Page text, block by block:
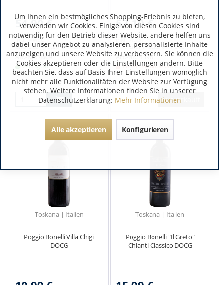
54,90 €
inkl. MwSt.
0.75 Liter(73,20 € / 1 Liter)
Art.-Nr.:4609
Verfügbar
57,10 €
inkl. MwSt.
0.75 Liter(76,13 € / 1 Liter)
Art.-Nr.:4396
Lieferzeit unbekannt
Ausverkauft
Toskana | Italien
Poggio Bonelli Villa Chigi
DOCG
Toskana | Italien
Poggio Bonelli "Il Greto"
Chianti Classico DOCG
Um Ihnen ein bestmögliches Shopping-Erlebnis zu bieten,
verwenden wir Cookies. Einige von diesen Cookies sind
notwendig für den Betrieb dieser Website, andere helfen uns
dabei unser Angebot zu analysieren, personalisierte Inhalte
anzuzeigen und unsere Website zu verbessern. Sie können die
Cookies akzeptieren oder die Einstellungen ändern. Bitte
beachten Sie, dass auf Basis Ihrer Einstellungen womöglich
nicht mehr alle Funktionalitäten der Website zur Verfügung
stehen. Weitere Informationen finden Sie in unserer
Datenschutzerklärung: Mehr Informationen
Alle akzeptieren Konfigurieren